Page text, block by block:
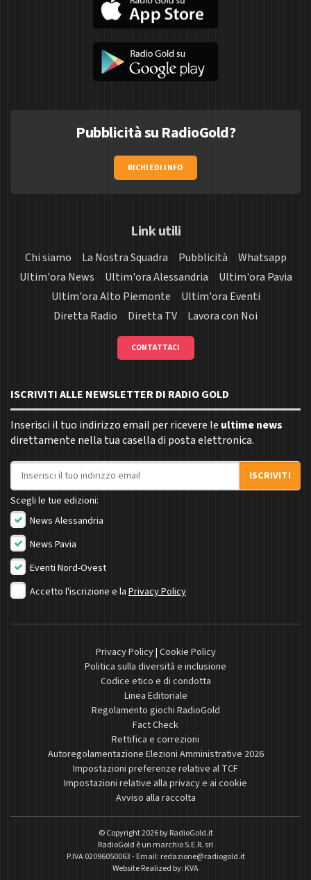
Pubblicità su RadioGold?
RICHIEDI INFO
Link utili
Chi siamo La Nostra Squadra Pubblicità
Whatsapp
Ultim'ora News
Ultim'ora Alessandria
Ultim'ora Pavia
Ultim'ora Alto Piemonte
Ultim'ora Eventi
Diretta Radio
Diretta TV Lavora con Noi
CONTATTACI
ISCRIVITI ALLE NEWSLETTER DI RADIO GOLD
Inserisci il tuo indirizzo email per ricevere le ultime news
direttamente nella tua casella di posta elettronica.
Indirizzo email
ISCRIVITI
Scegli le tue edizioni:
News Alessandria
News Pavia
Eventi Nord-Ovest
Accetto l'iscrizione e la Privacy Policy
Privacy Policy| Cookie Policy
Politica sulla diversità e inclusione
Codice etico e di condotta
Linea Editoriale
Regolamento giochi RadioGold
Fact Check
Rettifica e correzioni
Autoregolamentazione Elezioni Amministrative 2026
Impostazioni preferenze relative al TCF
Impostazioni relative alla privacy e ai cookie
Avviso alla raccolta
© Copyright 2026 byRadioGold.it
RadioGold è un marchio S.E.R. srl
P.IVA 02096050063 - Email: redazione@radiogold.it
Website Realized by: KVA